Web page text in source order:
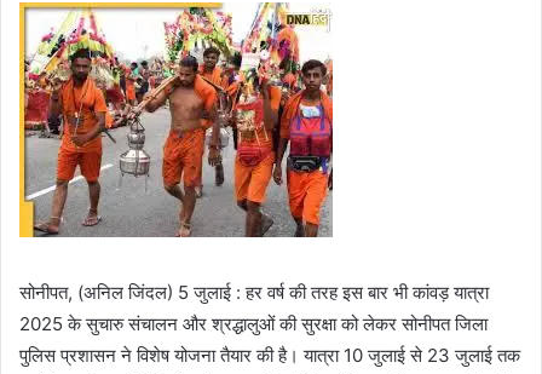
सोनीपत, (अनिल जिंदल) 5 जुलाई : हर वर्ष की तरह इस बार भी कांवड़ यात्रा
2025 के सुचारु संचालन और श्रद्धालुओं की सुरक्षा को लेकर सोनीपत जिला
पुलिस प्रशासन ने विशेष योजना तैयार की है। यात्रा 10 जुलाई से 23 जुलाई तक